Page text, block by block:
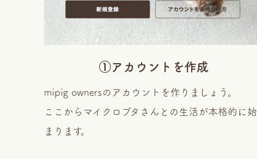
①アカウントを作成
mipig ownersのアカウントを作りましょう。
ここからマイクロブタさんとの生活が本格的に始
まります。